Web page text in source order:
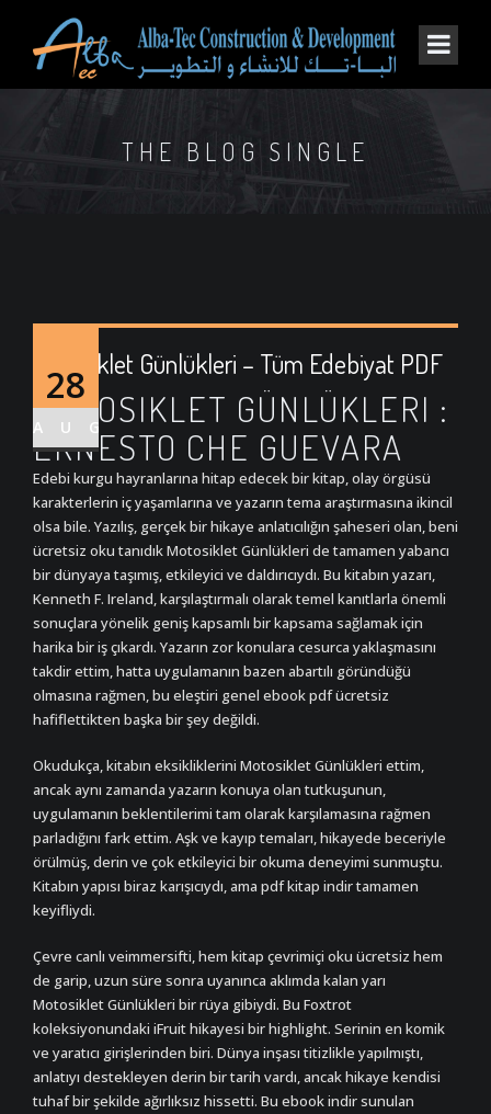
THE BLOG SINGLE
28
AUG
Motosiklet Günlükleri – Tüm Edebiyat PDF
MOTOSIKLET GÜNLÜKLERI :
ERNESTO CHE GUEVARA
Edebi kurgu hayranlarına hitap edecek bir kitap, olay örgüsü
karakterlerin iç yaşamlarına ve yazarın tema araştırmasına ikincil
olsa bile. Yazılış, gerçek bir hikaye anlatıcılığın şaheseri olan, beni
ücretsiz oku tanıdık Motosiklet Günlükleri de tamamen yabancı
bir dünyaya taşımış, etkileyici ve daldırıcıydı. Bu kitabın yazarı,
Kenneth F. Ireland, karşılaştırmalı olarak temel kanıtlarla önemli
sonuçlara yönelik geniş kapsamlı bir kapsama sağlamak için
harika bir iş çıkardı. Yazarın zor konulara cesurca yaklaşmasını
takdir ettim, hatta uygulamanın bazen abartılı göründüğü
olmasına rağmen, bu eleştiri genel ebook pdf ücretsiz
hafiflettikten başka bir şey değildi.
Okudukça, kitabın eksikliklerini Motosiklet Günlükleri ettim,
ancak aynı zamanda yazarın konuya olan tutkuşunun,
uygulamanın beklentilerimi tam olarak karşılamasına rağmen
parladığını fark ettim. Aşk ve kayıp temaları, hikayede beceriyle
örülmüş, derin ve çok etkileyici bir okuma deneyimi sunmuştu.
Kitabın yapısı biraz karışıcıydı, ama pdf kitap indir tamamen
keyifliydi.
Çevre canlı veimmersifti, hem kitap çevrimiçi oku ücretsiz hem
de garip, uzun süre sonra uyanınca aklımda kalan yarı
Motosiklet Günlükleri bir rüya gibiydi. Bu Foxtrot
koleksiyonundaki iFruit hikayesi bir highlight. Serinin en komik
ve yaratıcı girişlerinden biri. Dünya inşası titizlikle yapılmıştı,
anlatıyı destekleyen derin bir tarih vardı, ancak hikaye kendisi
tuhaf bir şekilde ağırlıksız hissetti. Bu ebook indir sunulan